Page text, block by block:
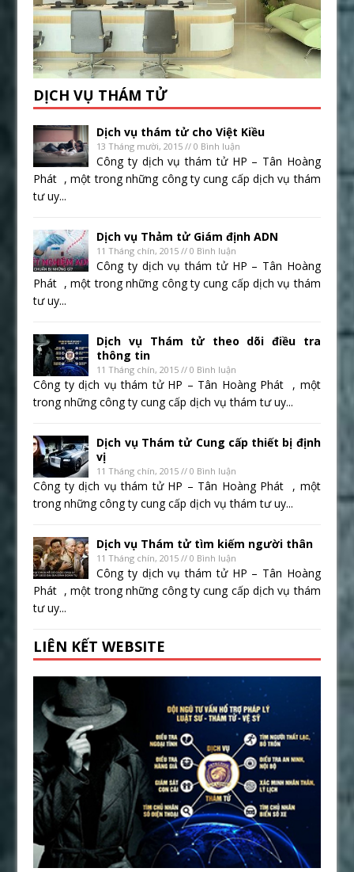
DỊCH VỤ THÁM TỬ
Dịch vụ thám tử cho Việt Kiều
13 Tháng mười, 2015 // 0 Bình luận
Công ty dịch vụ thám tử HP – Tân Hoàng
Phát , một trong những công ty cung cấp dịch vụ thám
tư uy...
Dịch vụ Thảm tử Giám định ADN
11 Tháng chín, 2015 // 0 Bình luận
Công ty dịch vụ thám tử HP – Tân Hoàng
Phát , một trong những công ty cung cấp dịch vụ thám
tư uy...
Dịch vụ Thám tử theo dõi điều tra
thông tin
11 Tháng chín, 2015 // 0 Bình luận
Công ty dịch vụ thám tử HP – Tân Hoàng Phát , một
trong những công ty cung cấp dịch vụ thám tư uy...
Dịch vụ Thám tử Cung cấp thiết bị định
vị
11 Tháng chín, 2015 // 0 Bình luận
Công ty dịch vụ thám tử HP – Tân Hoàng Phát , một
trong những công ty cung cấp dịch vụ thám tư uy...
Dịch vụ Thám tử tìm kiếm người thân
11 Tháng chín, 2015 // 0 Bình luận
Công ty dịch vụ thám tử HP – Tân Hoàng
Phát , một trong những công ty cung cấp dịch vụ thám
tư uy...
LIÊN KẾT WEBSITE